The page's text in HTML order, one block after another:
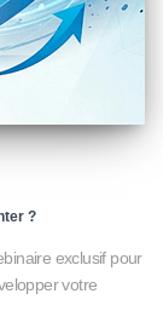
?
exclusif pour
votre